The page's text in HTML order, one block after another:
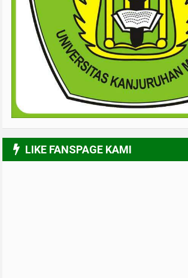
LIKE FANSPAGE KAMI